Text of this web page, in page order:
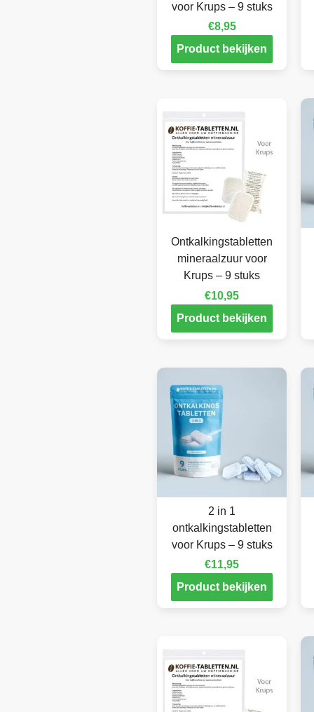
voor Krups – 9 stuks
€8,95
Product bekijken
Ontkalkingstabletten
mineraalzuur voor
Krups – 9 stuks
€10,95
Product bekijken
2 in 1
ontkalkingstabletten
voor Krups – 9 stuks
€11,95
Product bekijken